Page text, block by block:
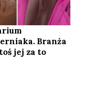
Branża
jej za to